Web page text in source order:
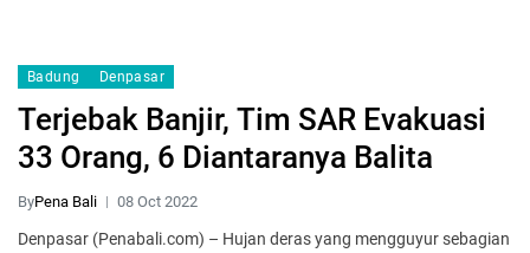
Badung Denpasar
Terjebak Banjir, Tim SAR Evakuasi
33 Orang, 6 Diantaranya Balita
ByPena Bali 08 Oct 2022
Denpasar (Penabali.com) – Hujan deras yang mengguyur sebagian